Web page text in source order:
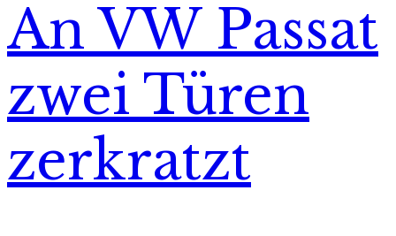
An VW Passat
zwei Türen
zerkratzt